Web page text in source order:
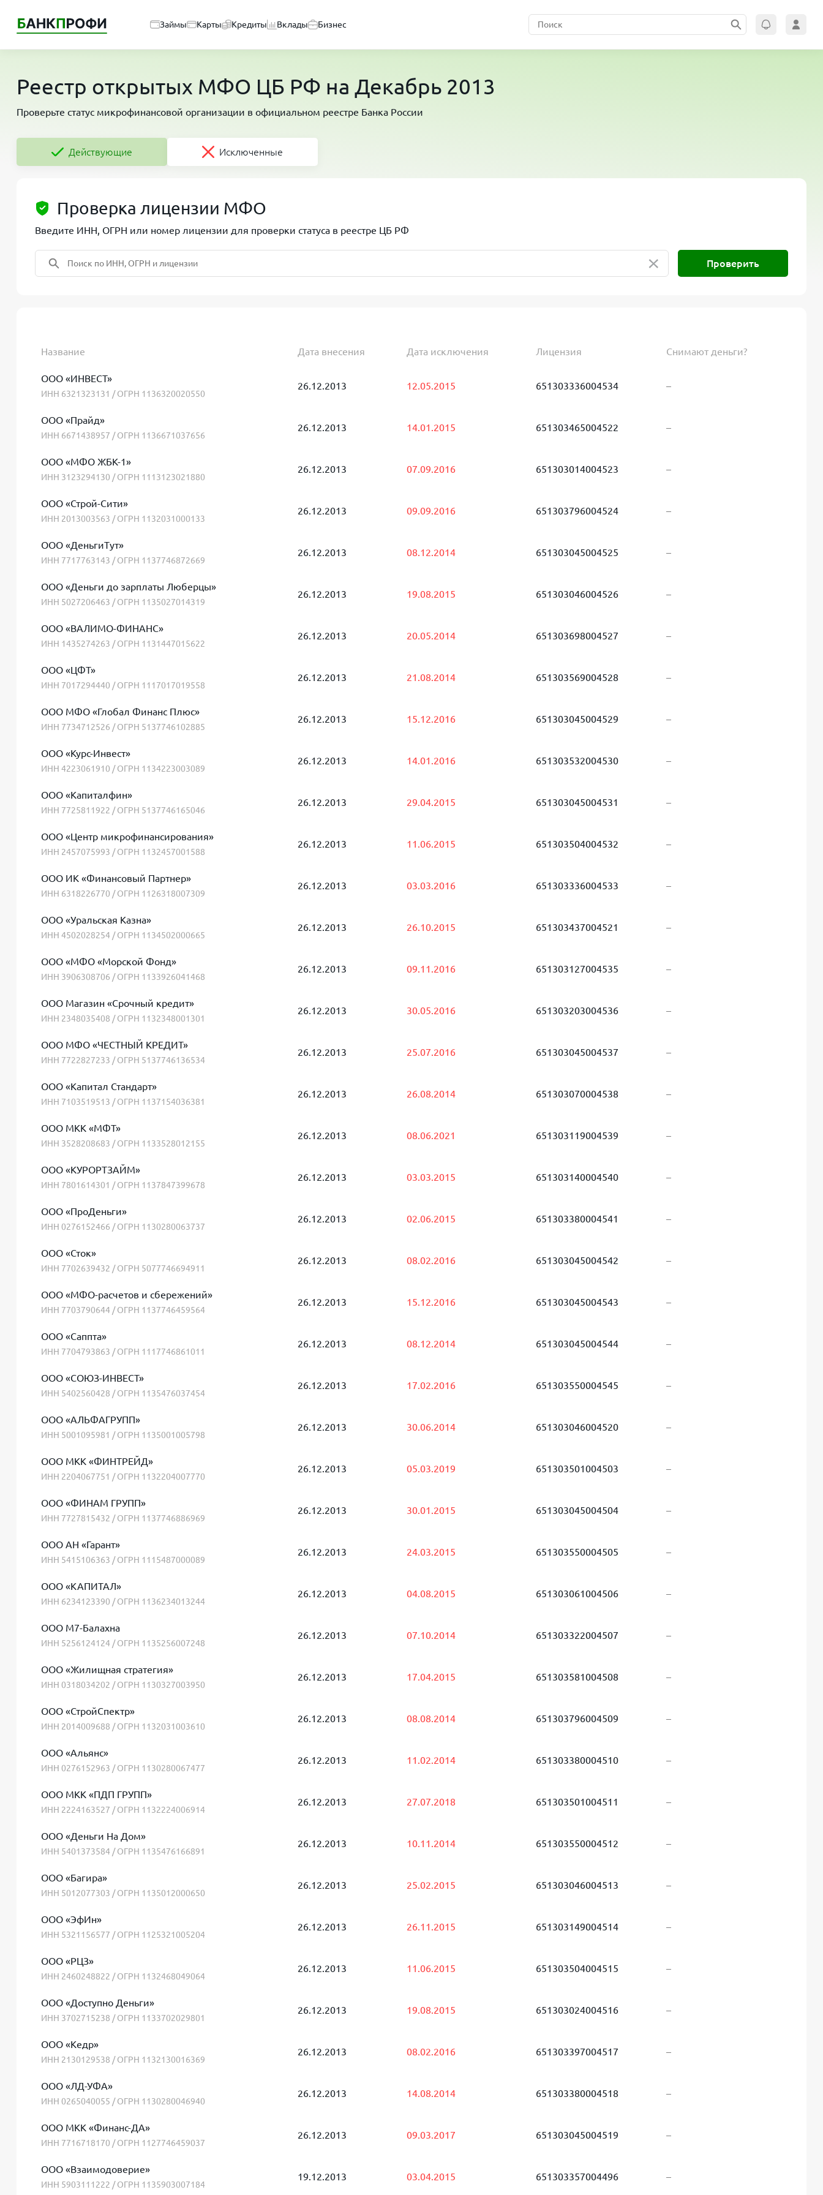
Займы Карты Кредиты Вклады Бизнес
Реестр открытых МФО ЦБ РФ на Декабрь 2013
Проверьте статус микрофинансовой организации в официальном реестре Банка России
Действующие Исключенные
Проверка лицензии МФО
Введите ИНН, ОГРН или номер лицензии для проверки статуса в реестре ЦБ РФ
Проверить
×
Название Дата внесения Дата исключения Лицензия Снимают деньги?
ООО «ИНВЕСТ»
ИНН 6321323131 / ОГРН 1136320020550
26.12.2013 12.05.2015 651303336004534 –
ООО «Прайд»
ИНН 6671438957 / ОГРН 1136671037656
26.12.2013 14.01.2015 651303465004522 –
ООО «МФО ЖБК-1»
ИНН 3123294130 / ОГРН 1113123021880
26.12.2013 07.09.2016 651303014004523 –
ООО «Строй-Сити»
ИНН 2013003563 / ОГРН 1132031000133
26.12.2013 09.09.2016 651303796004524 –
ООО «ДеньгиТут»
ИНН 7717763143 / ОГРН 1137746872669
26.12.2013 08.12.2014 651303045004525 –
ООО «Деньги до зарплаты Люберцы»
ИНН 5027206463 / ОГРН 1135027014319
26.12.2013 19.08.2015 651303046004526 –
ООО «ВАЛИМО-ФИНАНС»
ИНН 1435274263 / ОГРН 1131447015622
26.12.2013 20.05.2014 651303698004527 –
ООО «ЦФТ»
ИНН 7017294440 / ОГРН 1117017019558
26.12.2013 21.08.2014 651303569004528 –
ООО МФО «Глобал Финанс Плюс»
ИНН 7734712526 / ОГРН 5137746102885
26.12.2013 15.12.2016 651303045004529 –
ООО «Курс-Инвест»
ИНН 4223061910 / ОГРН 1134223003089
26.12.2013 14.01.2016 651303532004530 –
ООО «Капиталфин»
ИНН 7725811922 / ОГРН 5137746165046
26.12.2013 29.04.2015 651303045004531 –
ООО «Центр микрофинансирования»
ИНН 2457075993 / ОГРН 1132457001588
26.12.2013 11.06.2015 651303504004532 –
ООО ИК «Финансовый Партнер»
ИНН 6318226770 / ОГРН 1126318007309
26.12.2013 03.03.2016 651303336004533 –
ООО «Уральская Казна»
ИНН 4502028254 / ОГРН 1134502000665
26.12.2013 26.10.2015 651303437004521 –
ООО «МФО «Морской Фонд»
ИНН 3906308706 / ОГРН 1133926041468
26.12.2013 09.11.2016 651303127004535 –
ООО Магазин «Срочный кредит»
ИНН 2348035408 / ОГРН 1132348001301
26.12.2013 30.05.2016 651303203004536 –
ООО МФО «ЧЕСТНЫЙ КРЕДИТ»
ИНН 7722827233 / ОГРН 5137746136534
26.12.2013 25.07.2016 651303045004537 –
ООО «Капитал Стандарт»
ИНН 7103519513 / ОГРН 1137154036381
26.12.2013 26.08.2014 651303070004538 –
ООО МКК «МФТ»
ИНН 3528208683 / ОГРН 1133528012155
26.12.2013 08.06.2021 651303119004539 –
ООО «КУРОРТЗАЙМ»
ИНН 7801614301 / ОГРН 1137847399678
26.12.2013 03.03.2015 651303140004540 –
ООО «ПроДеньги»
ИНН 0276152466 / ОГРН 1130280063737
26.12.2013 02.06.2015 651303380004541 –
ООО «Сток»
ИНН 7702639432 / ОГРН 5077746694911
26.12.2013 08.02.2016 651303045004542 –
ООО «МФО-расчетов и сбережений»
ИНН 7703790644 / ОГРН 1137746459564
26.12.2013 15.12.2016 651303045004543 –
ООО «Саппта»
ИНН 7704793863 / ОГРН 1117746861011
26.12.2013 08.12.2014 651303045004544 –
ООО «СОЮЗ-ИНВЕСТ»
ИНН 5402560428 / ОГРН 1135476037454
26.12.2013 17.02.2016 651303550004545 –
ООО «АЛЬФАГРУПП»
ИНН 5001095981 / ОГРН 1135001005798
26.12.2013 30.06.2014 651303046004520 –
ООО МКК «ФИНТРЕЙД»
ИНН 2204067751 / ОГРН 1132204007770
26.12.2013 05.03.2019 651303501004503 –
ООО «ФИНАМ ГРУПП»
ИНН 7727815432 / ОГРН 1137746886969
26.12.2013 30.01.2015 651303045004504 –
ООО АН «Гарант»
ИНН 5415106363 / ОГРН 1115487000089
26.12.2013 24.03.2015 651303550004505 –
ООО «КАПИТАЛ»
ИНН 6234123390 / ОГРН 1136234013244
26.12.2013 04.08.2015 651303061004506 –
ООО М7-Балахна
ИНН 5256124124 / ОГРН 1135256007248
26.12.2013 07.10.2014 651303322004507 –
ООО «Жилищная стратегия»
ИНН 0318034202 / ОГРН 1130327003950
26.12.2013 17.04.2015 651303581004508 –
ООО «СтройСпектр»
ИНН 2014009688 / ОГРН 1132031003610
26.12.2013 08.08.2014 651303796004509 –
ООО «Альянс»
ИНН 0276152963 / ОГРН 1130280067477
26.12.2013 11.02.2014 651303380004510 –
ООО МКК «ПДП ГРУПП»
ИНН 2224163527 / ОГРН 1132224006914
26.12.2013 27.07.2018 651303501004511 –
ООО «Деньги На Дом»
ИНН 5401373584 / ОГРН 1135476166891
26.12.2013 10.11.2014 651303550004512 –
ООО «Багира»
ИНН 5012077303 / ОГРН 1135012000650
26.12.2013 25.02.2015 651303046004513 –
ООО «ЭфИн»
ИНН 5321156577 / ОГРН 1125321005204
26.12.2013 26.11.2015 651303149004514 –
ООО «РЦЗ»
ИНН 2460248822 / ОГРН 1132468049064
26.12.2013 11.06.2015 651303504004515 –
ООО «Доступно Деньги»
ИНН 3702715238 / ОГРН 1133702029801
26.12.2013 19.08.2015 651303024004516 –
ООО «Кедр»
ИНН 2130129538 / ОГРН 1132130016369
26.12.2013 08.02.2016 651303397004517 –
ООО «ЛД-УФА»
ИНН 0265040055 / ОГРН 1130280046940
26.12.2013 14.08.2014 651303380004518 –
ООО МКК «Финанс-ДА»
ИНН 7716718170 / ОГРН 1127746459037
26.12.2013 09.03.2017 651303045004519 –
ООО «Взаимодоверие»
ИНН 5903111222 / ОГРН 1135903007184
19.12.2013 03.04.2015 651303357004496 –